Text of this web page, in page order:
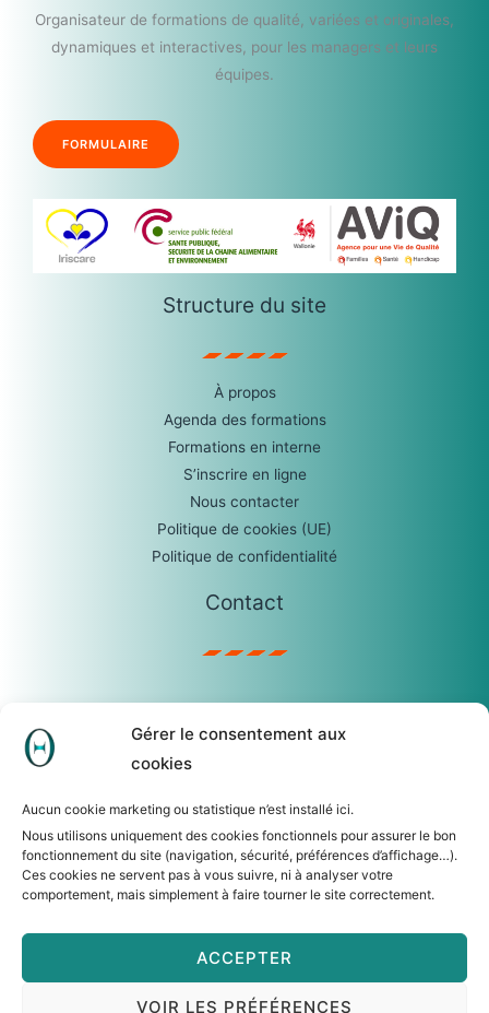
Gérer le consentement aux
cookies
Aucun cookie marketing ou statistique n’est installé ici.
Nous utilisons uniquement des cookies fonctionnels pour assurer le bon
fonctionnement du site (navigation, sécurité, préférences d’affichage…).
Ces cookies ne servent pas à vous suivre, ni à analyser votre
comportement, mais simplement à faire tourner le site correctement.
ACCEPTER
VOIR LES PRÉFÉRENCES
Organisateur de formations de qualité, variées et originales,
dynamiques et interactives, pour les managers et leurs
équipes.
FORMULAIRE
Structure du site
À propos
Agenda des formations
Formations en interne
S’inscrire en ligne
Nous contacter
Politique de cookies (UE)
Politique de confidentialité
Contact
R. Lauwers, 62 – 1560 Hoeilaart
N° d’entreprise : 0465.279.306